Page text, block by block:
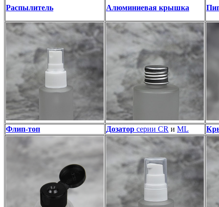
Распылитель Алюминиевая крышка
Флип-топ Дозатор серии CR и ML